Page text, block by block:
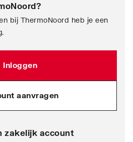
?
bij ThermoNoord heb je een
Inloggen
aanvragen
zakelijk account